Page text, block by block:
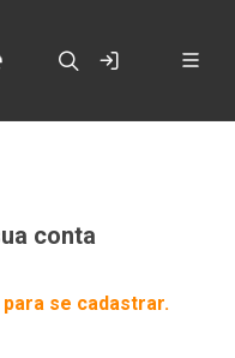
conta
se cadastrar.